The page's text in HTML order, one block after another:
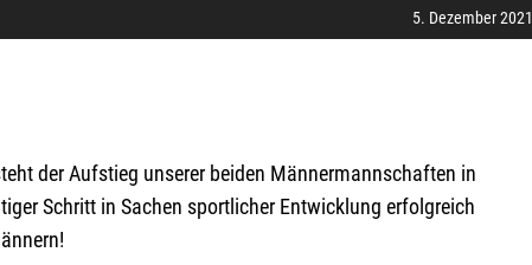
5. Dezember 2021
der Aufstieg unserer beiden Männermannschaften in
Schritt in Sachen sportlicher Entwicklung erfolgreich